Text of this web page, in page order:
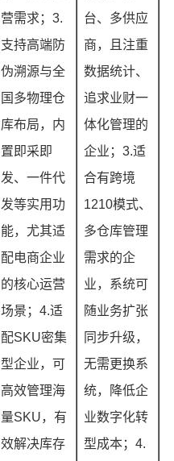
营需求；3.
支持高端防
伪溯源与全
国多物理仓
库布局，内
置即采即
发、一件代
发等实用功
能，尤其适
配电商企业
的核心运营
场景；4.适
配SKU密集
型企业，可
高效管理海
量SKU，有
效解决库存
台、多供应
商，且注重
数据统计、
追求业财一
体化管理的
企业；3.适
合有跨境
1210模式、
多仓库管理
需求的企
业，系统可
随业务扩张
同步升级，
无需更换系
统，降低企
业数字化转
型成本；4.